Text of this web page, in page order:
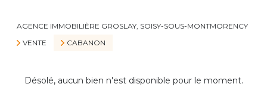
AGENCE IMMOBILIÈRE GROSLAY, SOISY-SOUS-MONTMORENCY
VENTE
CABANON
Désolé, aucun bien n'est disponible pour le moment.